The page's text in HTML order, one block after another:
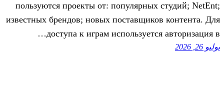
пользуются проекты от:
известных брендов; новых
доступа к играм